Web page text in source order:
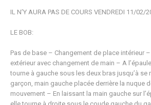
IL N’Y AURA PAS DE COURS VENDREDI 11/02/
LE BOB:
Pas de base – Changement de place intérieur
extérieur avec changement de main – A
tourne à gauche sous les deux bras jusqu’à se
garçon, main gauche placée derrière la nuque
mouvement – En laissant la main gauche sur